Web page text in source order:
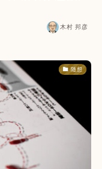
木村 邦彦
随想